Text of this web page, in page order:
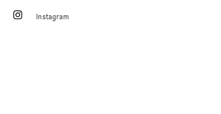
Instagram